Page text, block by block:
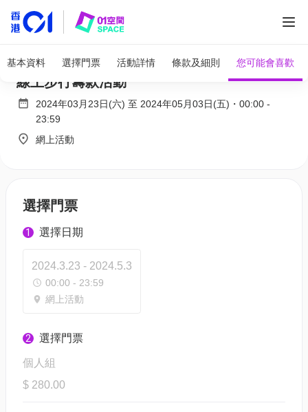
基本資料 選擇門票 活動詳情 條款及細則 您可能會喜歡
WWF「為地球而行」Walk For The Earth -
線上步行籌款活動
2024年03月23日(六) 至 2024年05月03日(五) ・ 00:00 -
23:59
網上活動
選擇門票
1 選擇日期
2024.3.23 - 2024.5.3
00:00 - 23:59
網上活動
2 選擇門票
個人組
$ 280.00